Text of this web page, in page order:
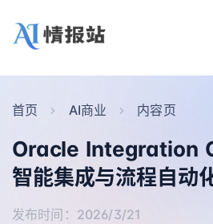
首页 AI商业 内容页
Oracle Integration
智能集成与流程自动
发布时间：2026/3/21